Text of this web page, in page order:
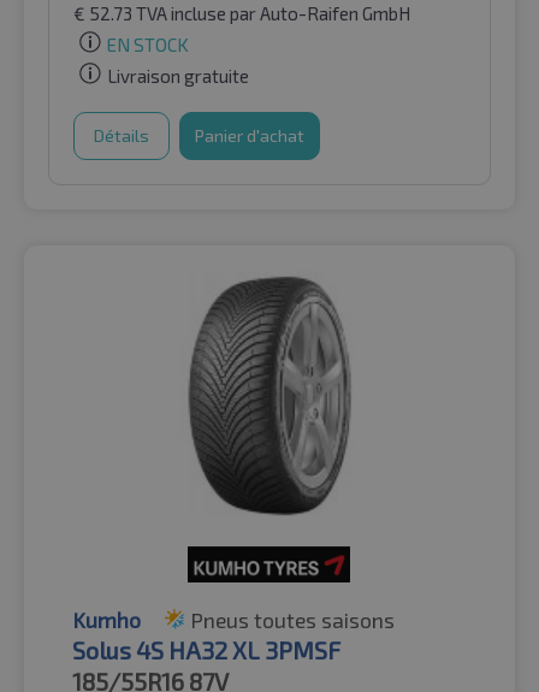
€ 52.73 TVA incluse par Auto-Raifen GmbH
EN STOCK
Livraison gratuite
Détails Panier d'achat
Kumho Pneus toutes saisons
Solus 4S HA32 XL 3PMSF
185/55R16 87V